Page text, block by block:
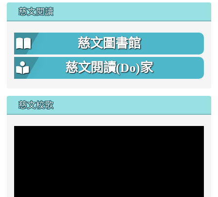
慈文閱讀
慈文圖書館
慈文閱讀(Do)家
慈文校歌